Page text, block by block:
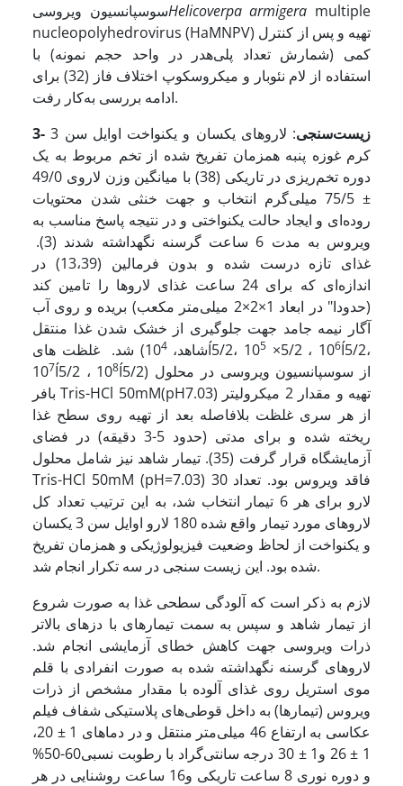
سوسپانسیون ویروسیHelicoverpa armigera multiple
nucleopolyhedrovirus (HaMNPV) تهیه و پس از کنترل
کمی (شمارش تعداد پلی‌هدر در واحد حجم نمونه) با
استفاده از لام نئوبار و میکروسکوپ اختلاف فاز (32) برای
ادامه بررسی به‌کار رفت.
3- زیست‌سنجی:
لاروهای یکسان و یکنواخت اوایل سن 3
کرم غوزه پنبه همزمان تفریخ شده از تخم مربوط به یک
دوره تخم‌ریزی در تاریکی (38) با میانگین وزن لاروی 49/0
± 75/5 میلی‌گرم انتخاب و جهت خنثی شدن محتویات
روده‌ای و ایجاد حالت یکنواختی و در نتیجه پاسخ مناسب به
ویروس به مدت 6 ساعت گرسنه نگهداشته شدند (3).
غذای تازه درست شده و بدون فرمالین (13،39) در
اندازه‌ای که برای 24 ساعت غذای لاروها را تامین کند
(حدودا" در ابعاد 1×2×2 میلی‌متر مکعب) بریده و روی آب
آگار نیمه جامد جهت جلوگیری از خشک شدن غذا منتقل
شد. غلظت های (شاهد، 104 Í5/2، 105 ×5/2 ، 106Í5/2،
107Í5/2 ، 108Í5/2) از سوسپانسیون ویروسی در محلول
بافر Tris-HCl 50mM(pH7.03) تهیه و مقدار 2 میکرولیتر
از هر سری غلظت بلافاصله بعد از تهیه روی سطح غذا
ریخته شده و برای مدتی (حدود 5-3 دقیقه) در فضای
آزمایشگاه قرار گرفت (35). تیمار شاهد نیز شامل محلول
Tris-HCl 50mM (pH=7.03) فاقد ویروس بود. تعداد 30
لارو برای هر 6 تیمار انتخاب شد، به این ترتیب تعداد کل
لاروهای مورد تیمار واقع شده 180 لارو اوایل سن 3 یکسان
و یکنواخت از لحاظ وضعیت فیزیولوژیکی و همزمان تفریخ
شده بود. این زیست سنجی در سه تکرار انجام شد.
لازم به ذکر است که آلودگی سطحی غذا به صورت شروع
از تیمار شاهد و سپس به سمت تیمارهای با دزهای بالاتر
ذرات ویروسی جهت کاهش خطای آزمایشی انجام شد.
لاروهای گرسنه نگهداشته شده به صورت انفرادی با قلم
موی استریل روی غذای آلوده با مقدار مشخص از ذرات
ویروس (تیمارها) به داخل قوطی‌های پلاستیکی شفاف فیلم
عکاسی به ارتفاع 46 میلی‌متر منتقل و در دماهای 1 ± 20،
1 ± 26 و1 ± 30 درجه سانتی‌گراد با رطوبت نسبی60-50%
و دوره نوری 8 ساعت تاریکی و16 ساعت روشنایی در هر